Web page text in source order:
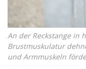
An der Reckstange in
Brustmuskulatur
und Armmuskeln